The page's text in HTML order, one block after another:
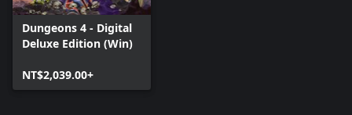
Dungeons 4 - Digital
Deluxe Edition (Win)
NT$2,039.00+